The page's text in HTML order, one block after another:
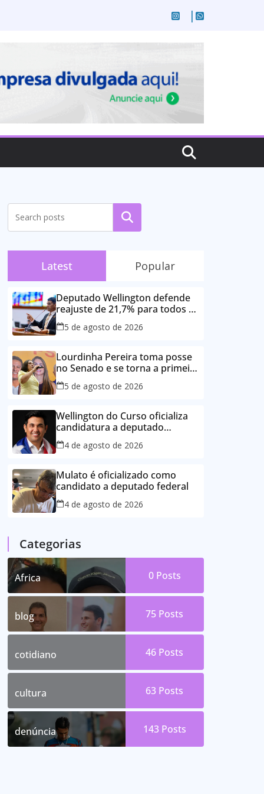
Pesquisar
Latest Popular
Deputado Wellington defende
reajuste de 21,7% para todos os
servidores públicos e
aposentados do Maranhão
5 de agosto de 2026
Lourdinha Pereira toma posse
no Senado e se torna a primeira
senadora de Coroatá
5 de agosto de 2026
Wellington do Curso oficializa
candidatura a deputado
estadual e reafirma
compromisso com o povo do
4 de agosto de 2026
Mulato é oficializado como
candidato a deputado federal
4 de agosto de 2026
Categorias
Africa 0 Posts
blog 75 Posts
cotidiano 46 Posts
cultura 63 Posts
denúncia 143 Posts